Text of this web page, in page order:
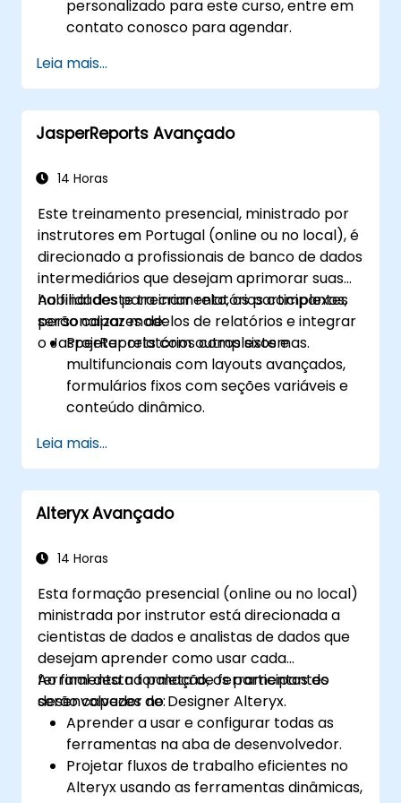
personalizado para este curso, entre em
contato conosco para agendar.
Leia mais...
JasperReports Avançado
14 Horas
Este treinamento presencial, ministrado por
instrutores em Portugal (online ou no local), é
direcionado a profissionais de banco de dados
intermediários que desejam aprimorar suas
habilidades para criar relatórios complexos,
personalizar modelos de relatórios e integrar
o JasperReports com outros sistemas.
Ao final deste treinamento, os participantes
serão capazes de:
Projetar relatórios complexos e
multifuncionais com layouts avançados,
formulários fixos com seções variáveis e
conteúdo dinâmico.
dinâmicas para visualizar dados, e
integrar subrelatórios e agrupamentos
para representações detalhadas de
dados.
gerenciar permissões de usuários e
agendamento e distribuição de relatórios.
Leia mais...
Alteryx Avançado
14 Horas
Esta formação presencial (online ou no local)
ministrada por instrutor está direcionada a
cientistas de dados e analistas de dados que
desejam aprender como usar cada
ferramenta na paleta de ferramentas do
desenvolvedor no Designer Alteryx.
Ao final desta formação, os participantes
serão capazes de:
Aprender a usar e configurar todas as
ferramentas na aba de desenvolvedor.
Projetar fluxos de trabalho eficientes no
Alteryx usando as ferramentas dinâmicas,